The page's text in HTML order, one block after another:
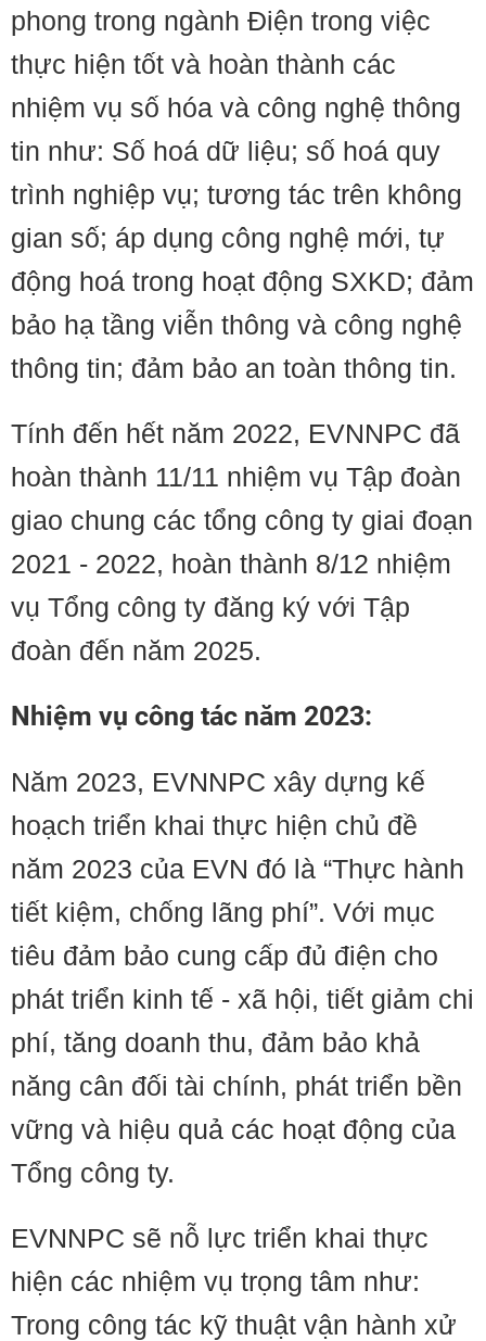
phong trong ngành Điện trong việc
thực hiện tốt và hoàn thành các
nhiệm vụ số hóa và công nghệ thông
tin như: Số hoá dữ liệu; số hoá quy
trình nghiệp vụ; tương tác trên không
gian số; áp dụng công nghệ mới, tự
động hoá trong hoạt động SXKD; đảm
bảo hạ tầng viễn thông và công nghệ
thông tin; đảm bảo an toàn thông tin.
Tính đến hết năm 2022, EVNNPC đã
hoàn thành 11/11 nhiệm vụ Tập đoàn
giao chung các tổng công ty giai đoạn
2021 - 2022, hoàn thành 8/12 nhiệm
vụ Tổng công ty đăng ký với Tập
đoàn đến năm 2025.
Nhiệm vụ công tác năm 2023:
Năm 2023, EVNNPC xây dựng kế
hoạch triển khai thực hiện chủ đề
năm 2023 của EVN đó là “Thực hành
tiết kiệm, chống lãng phí”. Với mục
tiêu đảm bảo cung cấp đủ điện cho
phát triển kinh tế - xã hội, tiết giảm chi
phí, tăng doanh thu, đảm bảo khả
năng cân đối tài chính, phát triển bền
vững và hiệu quả các hoạt động của
Tổng công ty.
EVNNPC sẽ nỗ lực triển khai thực
hiện các nhiệm vụ trọng tâm như:
Trong công tác kỹ thuật vận hành xử